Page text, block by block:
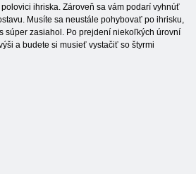
ihriska. Zároveň sa vám podarí vyhnúť
Musíte sa neustále pohybovať po ihrisku,
súper zasiahol. Po prejdení niekoľkých úrovní
a budete si musieť vystačiť so štyrmi